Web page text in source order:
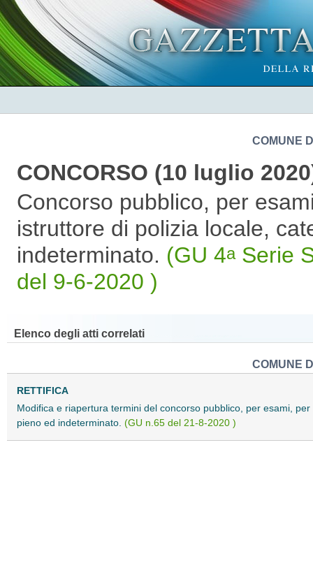
COMUNE
CONCORSO (10 luglio
Concorso pubblico, per
istruttore di polizia locale,
indeterminato. (GU 4aSerie
del 9-6-2020 )
Elenco degli atti correlati
COMUNE
RETTIFICA
Modifica e riapertura termini del concorso pubblico, per esami,
pieno ed indeterminato. (GU n.65 del 21-8-2020 )